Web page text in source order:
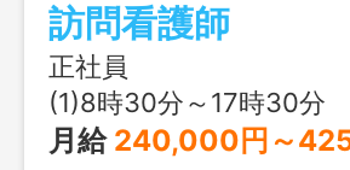
て、健康の維持や回復、
るように予防から看取
ら支えていただきます
訪問看護師
正社員
(1)8時30分～17時30分
月給 240,000円～